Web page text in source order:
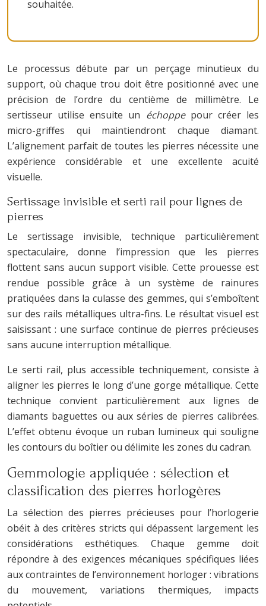
souhaitée.
Le processus débute par un perçage minutieux du
support, où chaque trou doit être positionné avec une
précision de l’ordre du centième de millimètre. Le
sertisseur utilise ensuite un échoppe pour créer les
micro-griffes qui maintiendront chaque diamant.
L’alignement parfait de toutes les pierres nécessite une
expérience considérable et une excellente acuité
visuelle.
Sertissage invisible et serti rail pour lignes de
pierres
Le sertissage invisible, technique particulièrement
spectaculaire, donne l’impression que les pierres
flottent sans aucun support visible. Cette prouesse est
rendue possible grâce à un système de rainures
pratiquées dans la culasse des gemmes, qui s’emboîtent
sur des rails métalliques ultra-fins. Le résultat visuel est
saisissant : une surface continue de pierres précieuses
sans aucune interruption métallique.
Le serti rail, plus accessible techniquement, consiste à
aligner les pierres le long d’une gorge métallique. Cette
technique convient particulièrement aux lignes de
diamants baguettes ou aux séries de pierres calibrées.
L’effet obtenu évoque un ruban lumineux qui souligne
les contours du boîtier ou délimite les zones du cadran.
Gemmologie appliquée : sélection et
classification des pierres horlogères
La sélection des pierres précieuses pour l’horlogerie
obéit à des critères stricts qui dépassent largement les
considérations esthétiques. Chaque gemme doit
répondre à des exigences mécaniques spécifiques liées
aux contraintes de l’environnement horloger : vibrations
du mouvement, variations thermiques, impacts